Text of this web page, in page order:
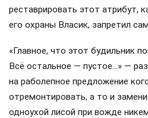
реставрировать этот атрибут,
его охраны Власик, запретил
«Главное, что этот будильник
Всё остальное — пустое…» —
на раболепное предложение
отремонтировать, а то и
одноухой лисой при вожде